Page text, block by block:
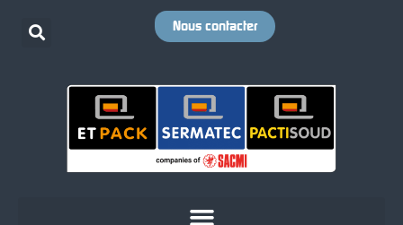
Nous contacter